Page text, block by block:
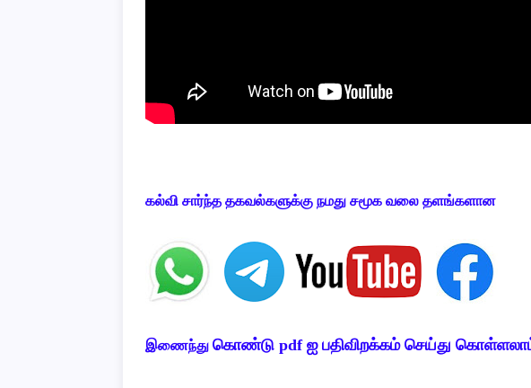
கல்விசார்ந்ததகவல்களுக்குநமதுசமூகவலைதளங்களான
இணைந்து கொண்டு pdf ஐ பதிவிறக்கம் செய்து